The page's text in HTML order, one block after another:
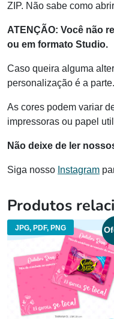
ZIP. Não sabe como
ATENÇÃO: Você não
ou em formato Studio.
Caso queira alguma
personalização é a parte.
As cores podem variar
impressoras ou papel
Não deixe de ler
Siga nosso Instagram
Produtos
JPG, PDF, PNG